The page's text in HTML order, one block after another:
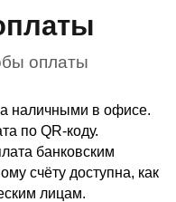
оплаты
наличными в офисе.
по QR-коду.
банковским
счёту доступна, как
лицам.